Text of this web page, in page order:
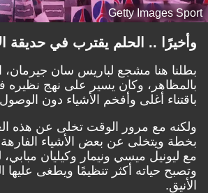
Getty Images Sport
وأخيرًا .. الحلم يقترب في حديقة
بطلنا هنا مشجع لباريس سان جيرمان،
بالمظاهر، وكان يسير على نهج
باقتناء أغلى وأفخم الأشياء دون
ولكنه مع مرور الوقت تخلى عن هذه
بخطة ويتخلى عن بعض الأشياء
مع ليونيل ميسي ونيمار وكيليان
وتصبح حياته أكثر تنظيمًا ويطغى عليها
الأنيق.